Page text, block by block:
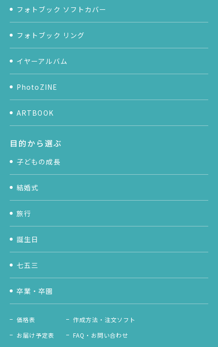
フォトブック ソフトカバー
フォトブック リング
イヤーアルバム
PhotoZINE
ARTBOOK
目的から選ぶ
子どもの成長
結婚式
旅行
誕生日
七五三
卒業・卒園
価格表
作成方法・注文ソフト
お届け予定表
FAQ・お問い合わせ